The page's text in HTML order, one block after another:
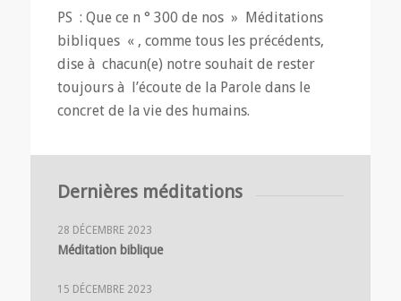
PS : Que ce n ° 300 de nos » Méditations
bibliques « , comme tous les précédents,
dise à chacun(e) notre souhait de rester
toujours à l’écoute de la Parole dans le
concret de la vie des humains.
Dernières méditations
28 DÉCEMBRE 2023
Méditation biblique
15 DÉCEMBRE 2023